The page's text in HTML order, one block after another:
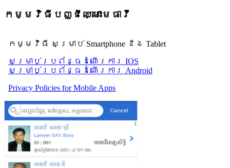
កម្មវិធីបញ្ជីឈ្មោះមេធាវី
កម្មវិធី សម្រាប់ Smartphone និង Tablet
សម្រាប់​ប្រព័ន្ធដំណើរការ IOS
សម្រាប់​ប្រព័ន្ធដំណើរការ Android
Privacy Policies for Mobile Apps